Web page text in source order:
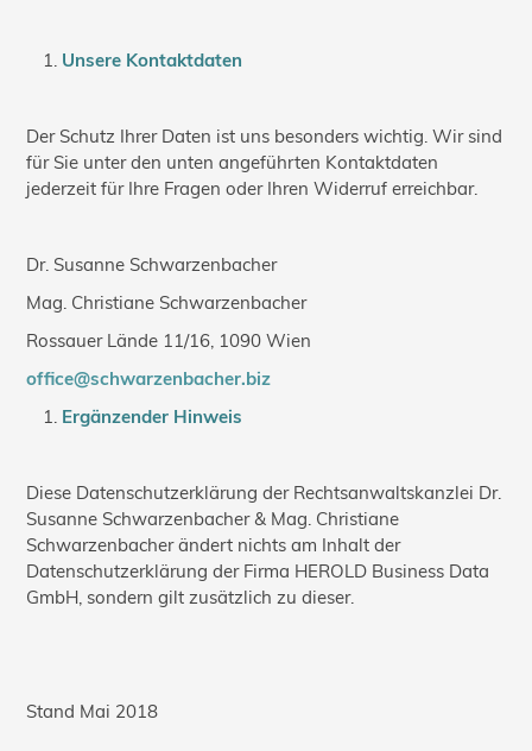
Unsere Kontaktdaten
Der Schutz Ihrer Daten ist uns besonders wichtig. Wir sind
für Sie unter den unten angeführten Kontaktdaten
jederzeit für Ihre Fragen oder Ihren Widerruf erreichbar.
Dr. Susanne Schwarzenbacher
Mag. Christiane Schwarzenbacher
Rossauer Lände 11/16, 1090 Wien
office@schwarzenbacher.biz
Ergänzender Hinweis
Diese Datenschutzerklärung der Rechtsanwaltskanzlei Dr.
Susanne Schwarzenbacher & Mag. Christiane
Schwarzenbacher ändert nichts am Inhalt der
Datenschutzerklärung der Firma HEROLD Business Data
GmbH, sondern gilt zusätzlich zu dieser.
Stand Mai 2018